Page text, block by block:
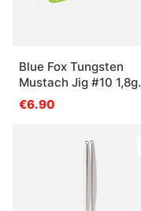
Blue Fox Tungsten
Mustach Jig #10 1,8g
(2pcs)
€6.90